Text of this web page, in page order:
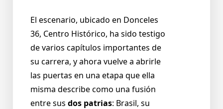
El escenario, ubicado en Donceles
36, Centro Histórico, ha sido testigo
de varios capítulos importantes de
su carrera, y ahora vuelve a abrirle
las puertas en una etapa que ella
misma describe como una fusión
entre sus dos patrias: Brasil, su